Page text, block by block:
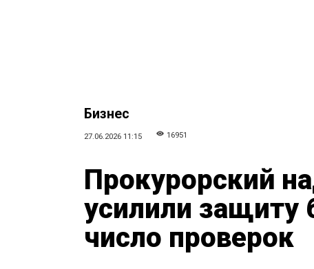
Бизнес
27.06.2026 11:15 16951
Прокурорский
усилили защиту
число проверок